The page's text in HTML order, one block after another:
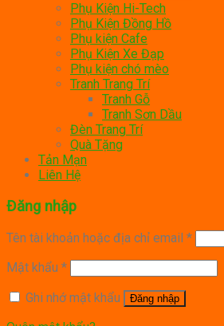
Phụ Kiện Hi-Tech
Phụ Kiện Đồng Hồ
Phụ kiện Cafe
Phụ Kiện Xe Đạp
Phụ kiện chó mèo
Tranh Trang Trí
Tranh Gỗ
Tranh Sơn Dầu
Đèn Trang Trí
Quà Tặng
Tản Mạn
Liên Hệ
Đăng nhập
Tên tài khoản hoặc địa chỉ email *
Mật khẩu *
Ghi nhớ mật khẩu
Đăng nhập